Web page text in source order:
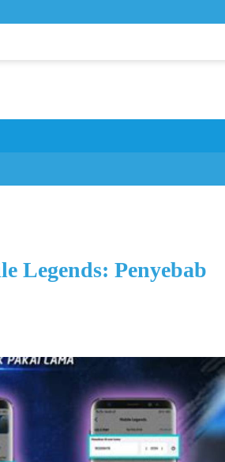
Zona Topup
Legends: Penyebab